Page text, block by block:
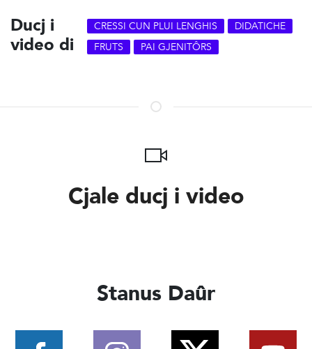
Ducj i
video di
CRESSI CUN PLUI LENGHIS
DIDATICHE
FRUTS
PAI GJENITÔRS
Cjale ducj i video
Stanus Daûr